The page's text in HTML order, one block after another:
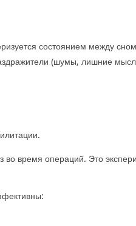
состоянием между
(шумы, лишние
во время операций. Это